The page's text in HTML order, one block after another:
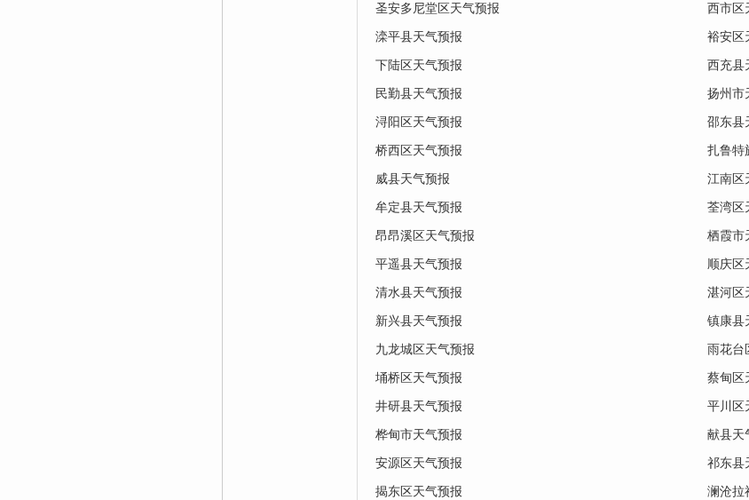
圣安多尼堂区天气预报
西市区
滦平县天气预报
裕安区
下陆区天气预报
西充县
民勤县天气预报
扬州市
浔阳区天气预报
邵东县
桥西区天气预报
扎鲁特
威县天气预报
江南区
牟定县天气预报
荃湾区
昂昂溪区天气预报
栖霞市
平遥县天气预报
顺庆区
清水县天气预报
湛河区
新兴县天气预报
镇康县
九龙城区天气预报
雨花台
埇桥区天气预报
蔡甸区
井研县天气预报
平川区
桦甸市天气预报
献县天
安源区天气预报
祁东县
揭东区天气预报
澜沧拉